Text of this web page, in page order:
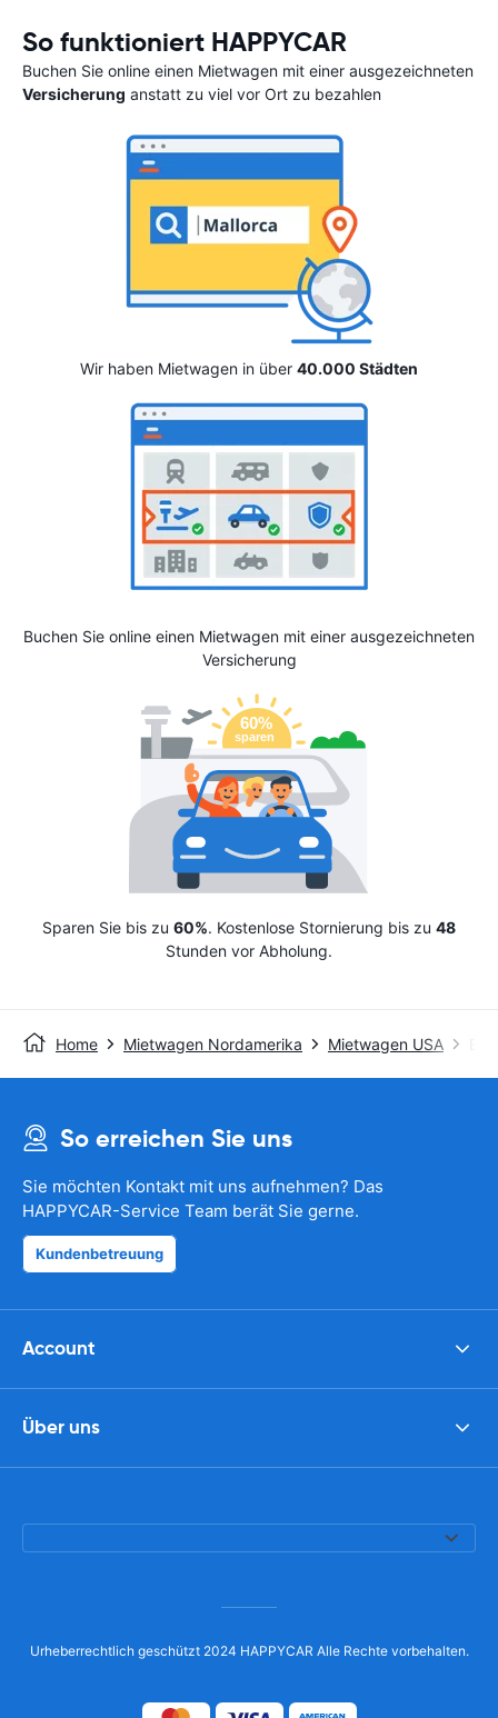
So funktioniert HAPPYCAR
Buchen Sie online einen Mietwagen mit einer ausgezeichneten
Versicherung anstatt zu viel vor Ort zu bezahlen
Wir haben Mietwagen in über 40.000 Städten
Buchen Sie online einen Mietwagen mit einer ausgezeichneten
Versicherung
Sparen Sie bis zu 60%. Kostenlose Stornierung bis zu 48
Stunden vor Abholung.
Home Mietwagen Nordamerika Mietwagen USA
So erreichen Sie uns
Sie möchten Kontakt mit uns aufnehmen? Das
HAPPYCAR-Service Team berät Sie gerne.
Kundenbetreuung
Account
Über uns
Urheberrechtlich geschützt 2024 HAPPYCAR Alle Rechte vorbehalten.